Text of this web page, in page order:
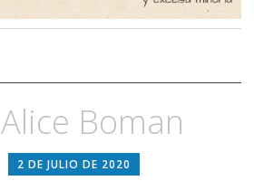
Alice Boman
2 DE JULIO DE 2020